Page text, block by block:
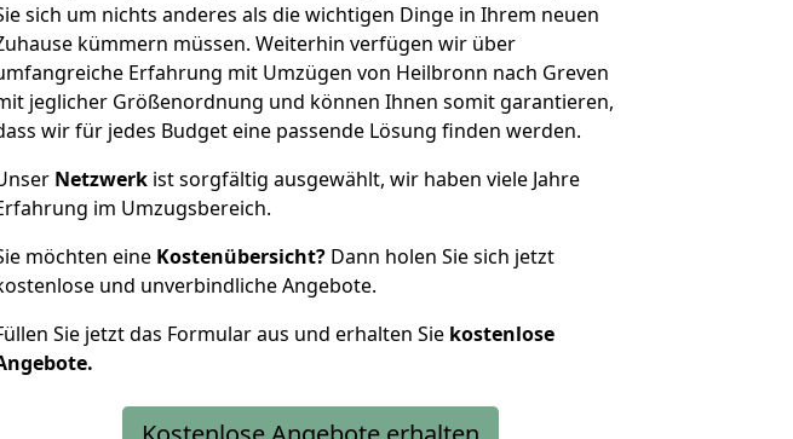
sich um nichts anderes als die wichtigen Dinge in Ihrem neuen
kümmern müssen. Weiterhin verfügen wir über
Erfahrung mit Umzügen von Heilbronn nach Greven
jeglicher Größenordnung und können Ihnen somit garantieren,
wir für jedes Budget eine passende Lösung finden werden.
Netzwerk ist sorgfältig ausgewählt, wir haben viele Jahre
im Umzugsbereich.
möchten eine Kostenübersicht? Dann holen Sie sich jetzt
und unverbindliche Angebote.
Sie jetzt das Formular aus und erhalten Sie kostenlose